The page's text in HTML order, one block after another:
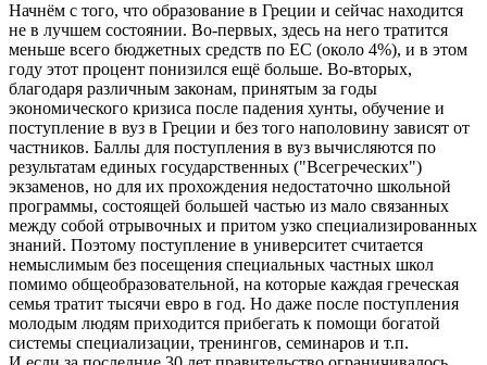
Начнём с того, что образование в Греции и сейчас находится
не в лучшем состоянии. Во-первых, здесь на него тратится
меньше всего бюджетных средств по ЕС (около 4%), и в этом
году этот процент понизился ещё больше. Во-вторых,
благодаря различным законам, принятым за годы
экономического кризиса после падения хунты, обучение и
поступление в вуз в Греции и без того наполовину зависят от
частников. Баллы для поступления в вуз вычисляются по
результатам единых государственных ("Всегреческих")
экзаменов, но для их прохождения недостаточно школьной
программы, состоящей большей частью из мало связанных
между собой отрывочных и притом узко специализированных
знаний. Поэтому поступление в университет считается
немыслимым без посещения специальных частных школ
помимо общеобразовательной, на которые каждая греческая
семья тратит тысячи евро в год. Но даже после поступления
молодым людям приходится прибегать к помощи богатой
системы специализации, тренингов, семинаров и т.п.